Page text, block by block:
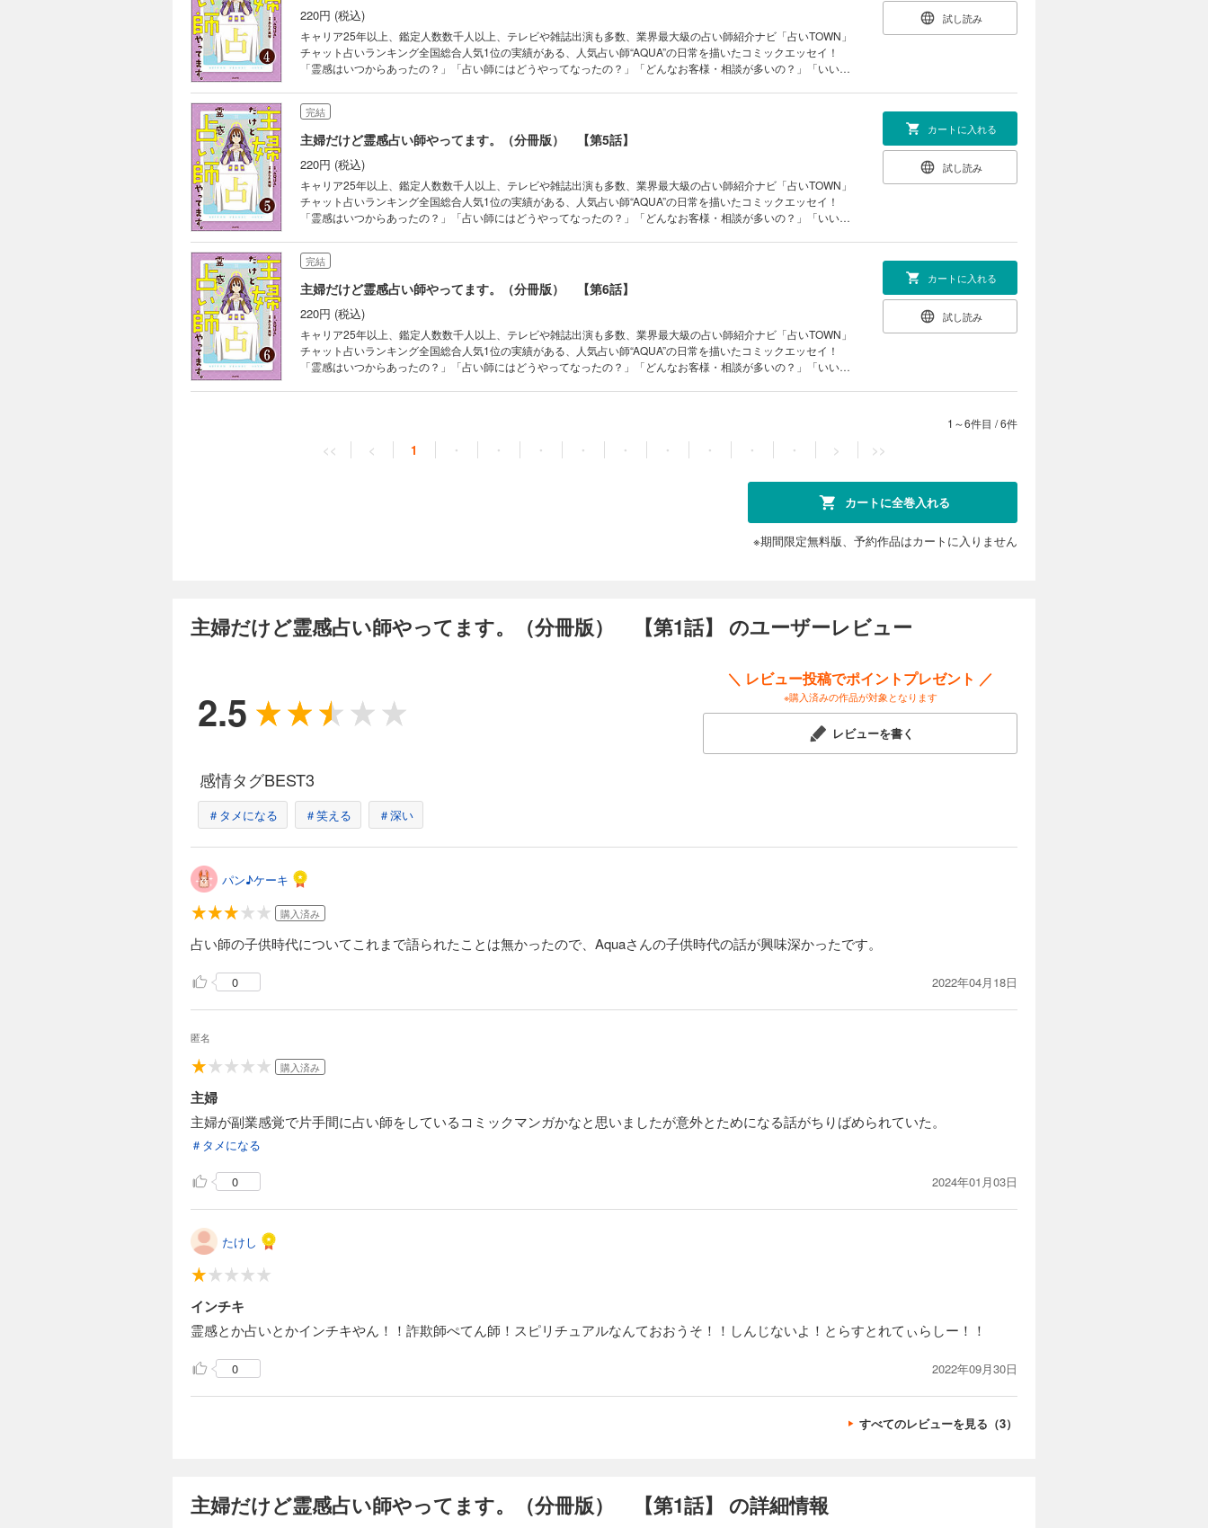
220円 (税込)
キャリア25年以上、鑑定人数数千人以上、テレビや雑誌出演も多数、業界最大級の占い師紹介ナビ「占いTOWN」
チャット占いランキング全国総合人気1位の実績がある、人気占い師“AQUA”の日常を描いたコミックエッセイ！
「霊感はいつからあったの？」「占い師にはどうやってなったの？」「どんなお客様・相談が多いの？」「いい占
師の気になるアノ話を全部お見せします！ さらにコラムにて、誰でも簡単にできる占い法や、運気UP法なども伝
授！
試し読み
完結
主婦だけど霊感占い師やってます。（分冊版） 【第5話】
220円 (税込)
キャリア25年以上、鑑定人数数千人以上、テレビや雑誌出演も多数、業界最大級の占い師紹介ナビ「占いTOWN」
チャット占いランキング全国総合人気1位の実績がある、人気占い師“AQUA”の日常を描いたコミックエッセイ！
「霊感はいつからあったの？」「占い師にはどうやってなったの？」「どんなお客様・相談が多いの？」「いい占
師の気になるアノ話を全部お見せします！ さらにコラムにて、誰でも簡単にできる占い法や、運気UP法なども伝
授！
カートに入れる
試し読み
完結
主婦だけど霊感占い師やってます。（分冊版） 【第6話】
220円 (税込)
キャリア25年以上、鑑定人数数千人以上、テレビや雑誌出演も多数、業界最大級の占い師紹介ナビ「占いTOWN」
チャット占いランキング全国総合人気1位の実績がある、人気占い師“AQUA”の日常を描いたコミックエッセイ！
「霊感はいつからあったの？」「占い師にはどうやってなったの？」「どんなお客様・相談が多いの？」「いい占
カートに入れる
試し読み
1～6件目 /6件
<< < 1 ・ ・ ・ ・ ・ ・ ・ ・ ・ > >>
カートに全巻入れる
※期間限定無料版、予約作品はカートに入りません
主婦だけど霊感占い師やってます。（分冊版） 【第1話】 のユーザーレビュー
2.5
＼ レビュー投稿でポイントプレゼント ／
※購入済みの作品が対象となります
レビューを書く
感情タグBEST3
＃タメになる ＃笑える ＃深い
パン♪ケーキ
購入済み
占い師の子供時代についてこれまで語られたことは無かったので、Aquaさんの子供時代の話が興味深かったです。
0 2022年04月18日
匿名
購入済み
主婦
主婦が副業感覚で片手間に占い師をしているコミックマンガかなと思いましたが意外とためになる話がちりばめられていた。
＃タメになる
0 2024年01月03日
たけし
インチキ
霊感とか占いとかインチキやん！！詐欺師ぺてん師！スピリチュアルなんておおうそ！！しんじないよ！とらすとれてぃらしー！！
0 2022年09月30日
すべてのレビューを見る（3）
主婦だけど霊感占い師やってます。（分冊版） 【第1話】 の詳細情報